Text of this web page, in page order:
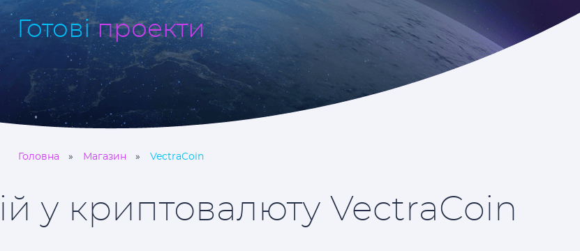
Готові проекти
Головна Магазин VectraCoin
у криптовалюту VectraCoin